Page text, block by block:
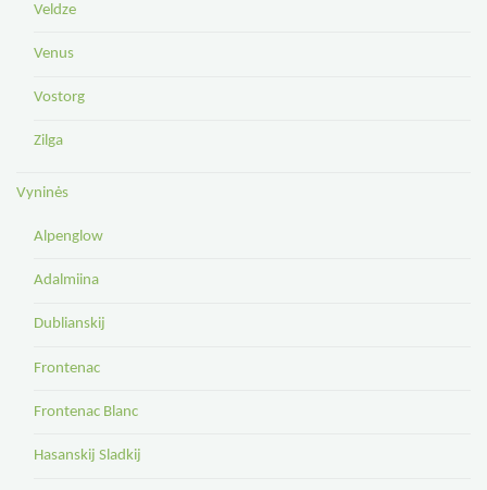
Veldze
Venus
Vostorg
Zilga
Vyninės
Alpenglow
Adalmiina
Dublianskij
Frontenac
Frontenac Blanc
Hasanskij Sladkij